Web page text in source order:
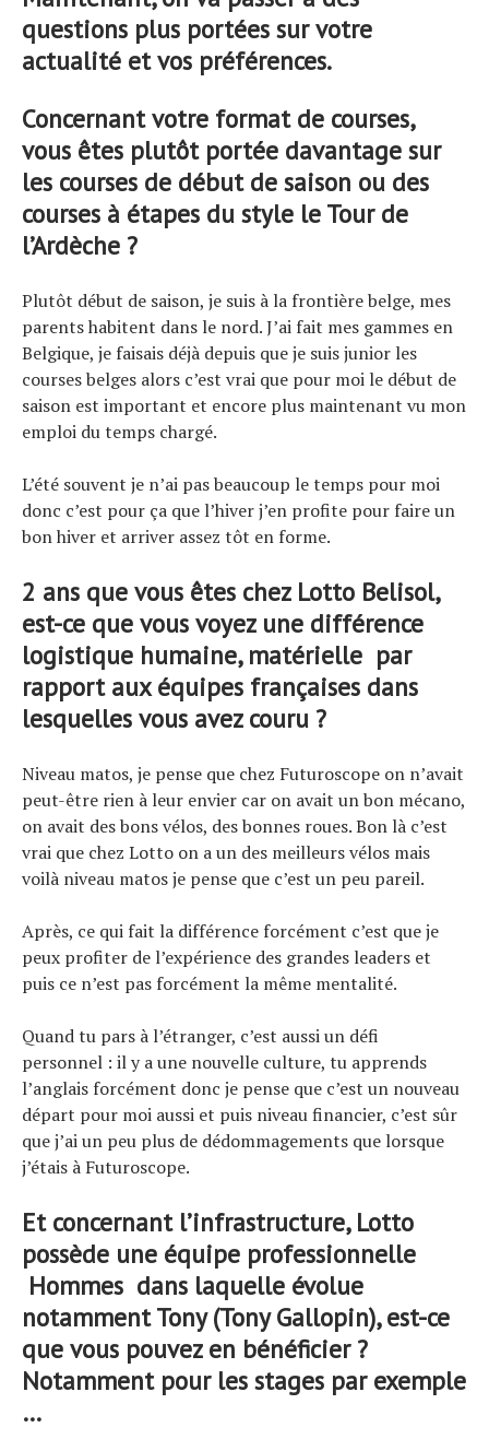
questions plus portées sur votre
actualité et vos préférences.
Concernant votre format de courses,
vous êtes plutôt portée davantage sur
les courses de début de saison ou des
courses à étapes du style le Tour de
l’Ardèche ?
Plutôt début de saison, je suis à la frontière belge, mes
parents habitent dans le nord. J’ai fait mes gammes en
Belgique, je faisais déjà depuis que je suis junior les
courses belges alors c’est vrai que pour moi le début de
saison est important et encore plus maintenant vu mon
emploi du temps chargé.
L’été souvent je n’ai pas beaucoup le temps pour moi
donc c’est pour ça que l’hiver j’en profite pour faire un
bon hiver et arriver assez tôt en forme.
2 ans que vous êtes chez Lotto Belisol,
est-ce que vous voyez une différence
logistique humaine, matérielle par
rapport aux équipes françaises dans
lesquelles vous avez couru ?
Niveau matos, je pense que chez Futuroscope on n’avait
peut-être rien à leur envier car on avait un bon mécano,
on avait des bons vélos, des bonnes roues. Bon là c’est
vrai que chez Lotto on a un des meilleurs vélos mais
voilà niveau matos je pense que c’est un peu pareil.
Après, ce qui fait la différence forcément c’est que je
peux profiter de l’expérience des grandes leaders et
puis ce n’est pas forcément la même mentalité.
Quand tu pars à l’étranger, c’est aussi un défi
personnel : il y a une nouvelle culture, tu apprends
l’anglais forcément donc je pense que c’est un nouveau
départ pour moi aussi et puis niveau financier, c’est sûr
que j’ai un peu plus de dédommagements que lorsque
j’étais à Futuroscope.
Et concernant l’infrastructure, Lotto
possède une équipe professionnelle
Hommes dans laquelle évolue
notamment Tony (Tony Gallopin), est-ce
que vous pouvez en bénéficier ?
Notamment pour les stages par exemple
…